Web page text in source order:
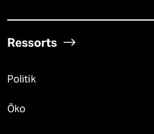
Ressorts
Politik
Öko